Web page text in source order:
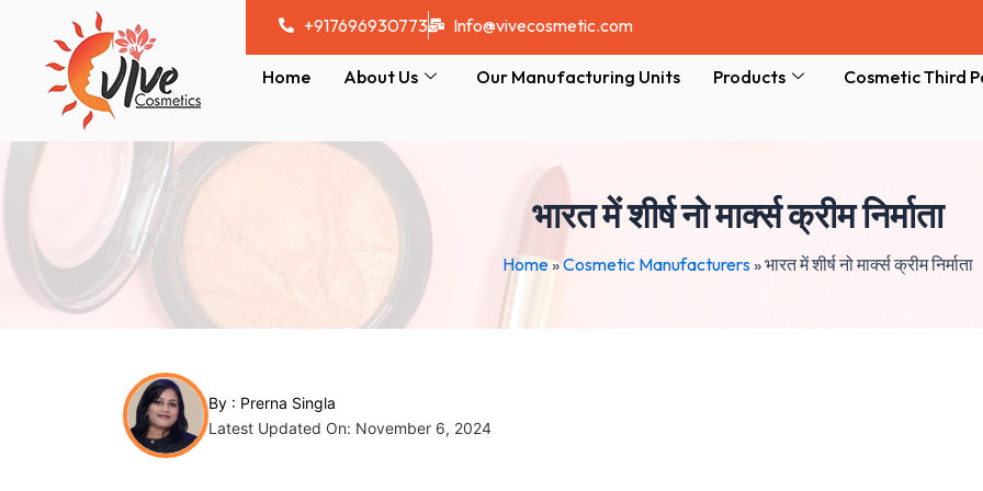
content
+917696930773 Info@vivecosmetic.com
Home About Us Our Manufacturing Units Products Cosmetic Third
भारत में शीर्ष नो मार्क्स क्रीम निर्माता
Home»Cosmetic Manufacturers»भारत में शीर्ष नो मार्क्स क्रीम निर्माता
By : Prerna Singla
Latest Updated On: November 6, 2024
Post
navigation